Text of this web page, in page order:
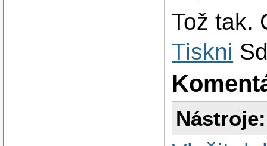
Tož tak.
Tiskni
Nástroje: